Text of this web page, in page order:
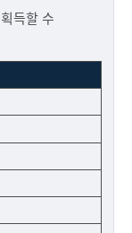
득할 수